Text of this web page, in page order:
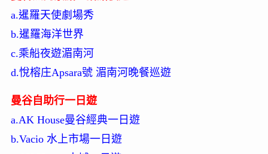
a.暹羅天使劇場秀
b.暹羅海洋世界
c.乘船夜遊湄南河
d.悅榕庄Apsara號 湄南河晚餐巡遊
曼谷自助行一日遊
a.AK House曼谷經典一日遊
b.Vacio 水上市場一日遊